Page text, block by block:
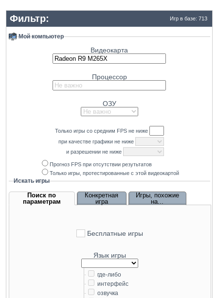
Фильтр: Игр в базе: 713
Мой компьютер
Видеокарта
Процессор
ОЗУ
Только игры со средним FPSне ниже
при качестве графики не ниже
и разрешении не ниже
Прогноз FPS при отсутствии резутьтатов
Только игры, протестированные с этой видеокартой
Искать игры
Поиск по
параметрам
Конкретная
игра
Игры, похожие
на...
Бесплатные игры
Язык игры
-
где-либо
-
интерфейс
-
озвучка